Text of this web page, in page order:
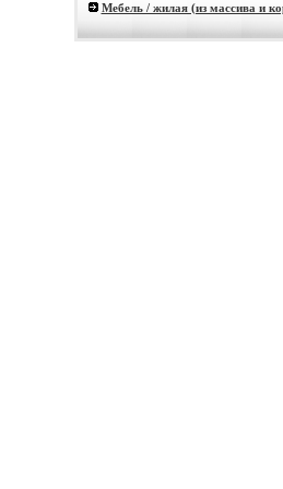
Мебель / жилая (из массива и